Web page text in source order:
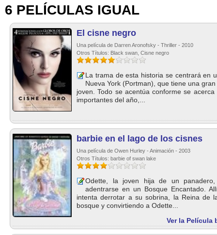
6 PELÍCULAS IGUAL
El cisne negro
Una película de Darren Aronofsky - Thriller - 2010
Otros Títulos: Black swan, Cisne negro
La trama de esta historia se centrará en
Nueva York (Portman), que tiene una
joven. Todo se acentúa conforme se
importantes del año,...
barbie en el lago de los cisnes
Una película de Owen Hurley - Animación - 2003
Otros Títulos: barbie of swan lake
Odette, la joven hija de un
adentrarse en un Bosque Encantado.
intenta derrotar a su sobrina, la Reina de
bosque y convirtiendo a Odette...
Ver la Película